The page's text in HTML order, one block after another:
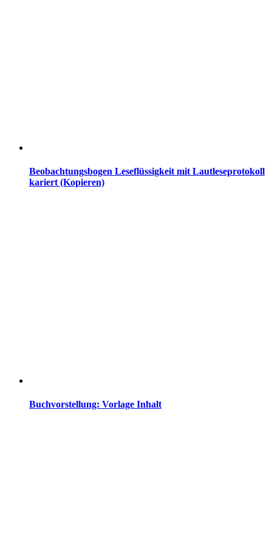
Beobachtungsbogen Leseflüssigkeit mit Lautleseprotokoll
kariert (Kopieren)
Buchvorstellung: Vorlage Inhalt